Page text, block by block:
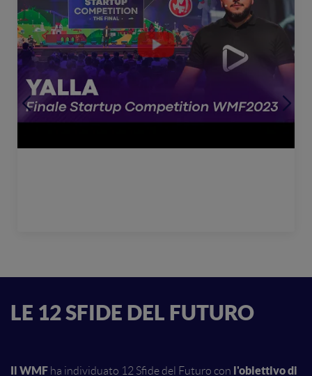
LE 12 SFIDE DEL FUTURO
Il WMF ha individuato 12 Sfide del Futuro con l'obiettivo di